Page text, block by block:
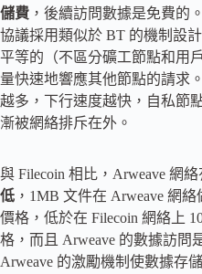
儲費 ，後續訪問數據是免費的
協議採用類似於 BT 的機制設
平等的（不區分礦工節點和用
量快速地響應其他節點的請求
越多，下行速度越快，自私節
漸被網絡排斥在外。
與 Filecoin 相比，Arweave 網
低 ，1MB 文件在 Arweave 網
價格，低於在 Filecoin 網絡上
格，而且 Arweave 的數據訪問
Arweave 的激勵機制使數據存